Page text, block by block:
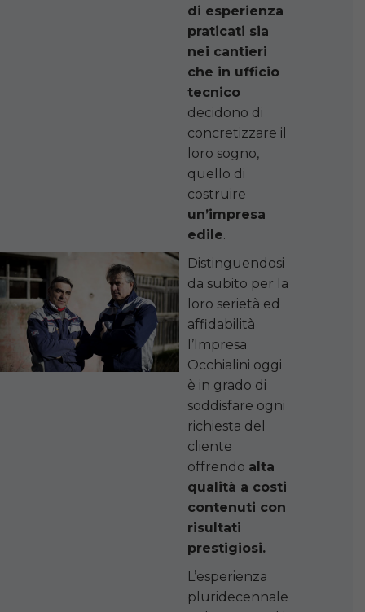
di esperienza
praticati sia
nei cantieri
che in ufficio
tecnico
decidono di
concretizzare il
loro sogno,
quello di
costruire
un’impresa
edile.
Distinguendosi
da subito per la
loro serietà ed
affidabilità
l’Impresa
Occhialini oggi
è in grado di
soddisfare ogni
richiesta del
cliente
offrendo alta
qualità a costi
contenuti con
risultati
prestigiosi.
L’esperienza
pluridecennale